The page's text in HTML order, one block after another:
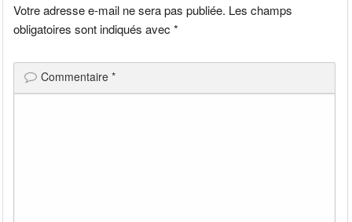
Votre adresse e-mail ne sera pas publiée. Les champs
obligatoires sont indiqués avec*
Commentaire*